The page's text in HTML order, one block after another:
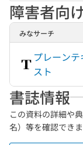
障害者向
みなサーチ
プレーンテ
スト
書誌情報
この資料の詳細や
名）等を確認できま